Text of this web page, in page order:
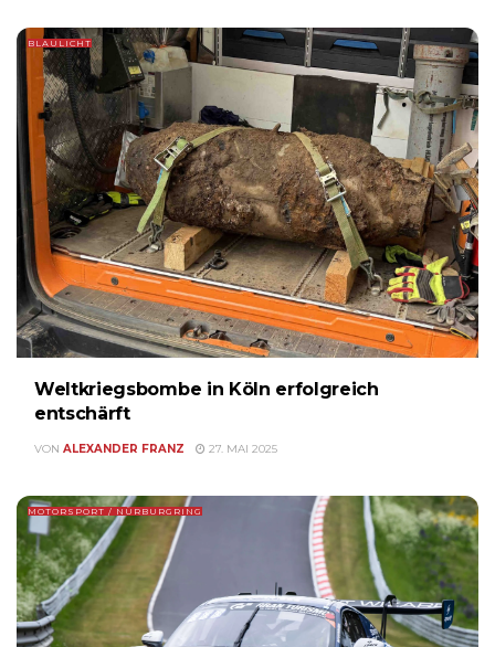
BLAULICHT
Weltkriegsbombe in Köln erfolgreich
entschärft
VON ALEXANDER FRANZ 27. MAI 2025
MOTORSPORT / NÜRBURGRING